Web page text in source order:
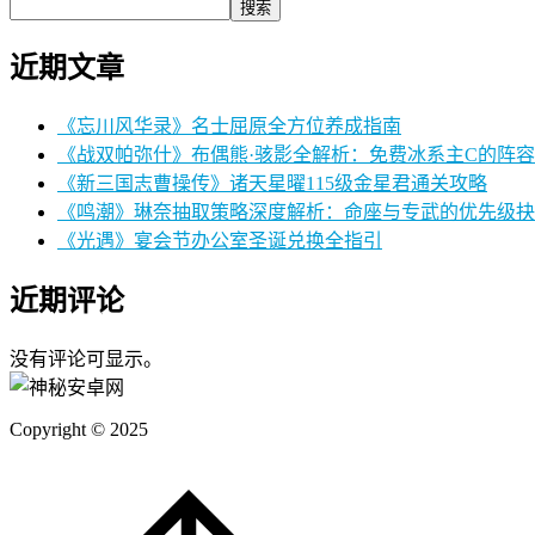
搜索
近期文章
《忘川风华录》名士屈原全方位养成指南
《战双帕弥什》布偶熊·骇影全解析：免费冰系主C的阵
《新三国志曹操传》诸天星曜115级金星君通关攻略
《鸣潮》琳奈抽取策略深度解析：命座与专武的优先级
《光遇》宴会节办公室圣诞兑换全指引
近期评论
没有评论可显示。
Copyright © 2025